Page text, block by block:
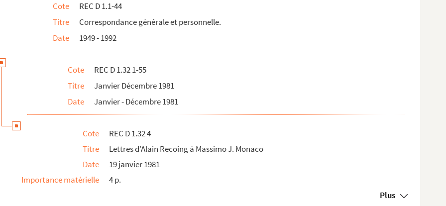
de structures culturelles italiennes
Foucard
d'Alain Recoing
d'Arles
Cote
REC D 1.1-44
Titre
Correspondance générale et personnelle.
Date
1949 - 1992
Cote
REC D 1.32 1-55
Titre
Janvier Décembre 1981
Date
Janvier - Décembre 1981
Cote
REC D 1.32 4
Titre
Lettres d'Alain Recoing à Massimo J. Monaco
Date
19 janvier 1981
Importance matérielle
4 p.
Plus